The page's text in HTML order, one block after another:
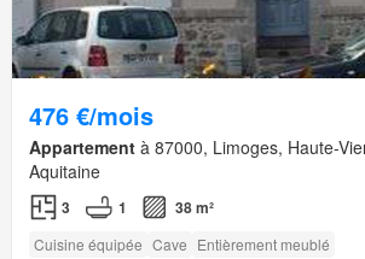
476 €/mois
Appartement à 87000, Limoges, Haute-
Aquitaine
3 1 38 m²
Cuisine équipée Cave Entièrement meublé